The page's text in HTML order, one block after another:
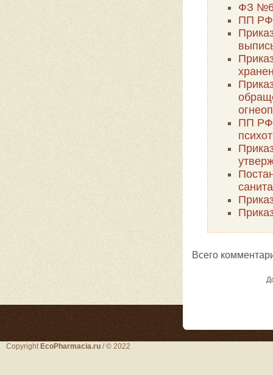
ФЗ
ПП РФ
ПП РФ
Всего
Copyright EcoPharmacia.ru / © 2022